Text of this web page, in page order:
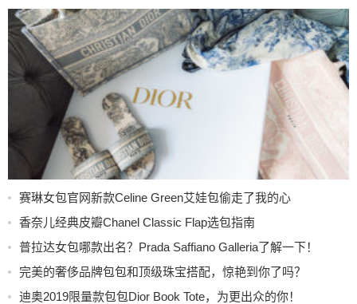
赛琳女包官网新款Celine Green艾娃包偷走了我的心
香奈儿经典皮瓣Chanel Classic Flap选包指南
普拉达女包哪款出名？Prada Saffiano Galleria了解一下！
完美的奢侈品牌包包和顶级珠宝搭配，惊艳到你了吗？
迪奥2019限量款包包Dior Book Tote，为更出众的你！